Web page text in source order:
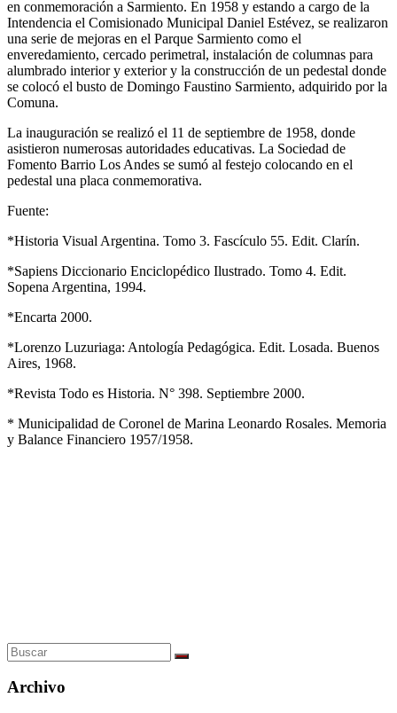
en conmemoración a Sarmiento. En 1958 y estando a cargo de la
Intendencia el Comisionado Municipal Daniel Estévez, se realizaron
una serie de mejoras en el Parque Sarmiento como el
enveredamiento, cercado perimetral, instalación de columnas para
alumbrado interior y exterior y la construcción de un pedestal donde
se colocó el busto de Domingo Faustino Sarmiento, adquirido por la
Comuna.
La inauguración se realizó el 11 de septiembre de 1958, donde
asistieron numerosas autoridades educativas. La Sociedad de
Fomento Barrio Los Andes se sumó al festejo colocando en el
pedestal una placa conmemorativa.
Fuente:
*Historia Visual Argentina. Tomo 3. Fascículo 55. Edit. Clarín.
*Sapiens Diccionario Enciclopédico Ilustrado. Tomo 4. Edit.
Sopena Argentina, 1994.
*Encarta 2000.
*Lorenzo Luzuriaga: Antología Pedagógica. Edit. Losada. Buenos
Aires, 1968.
*Revista Todo es Historia. N° 398. Septiembre 2000.
* Municipalidad de Coronel de Marina Leonardo Rosales. Memoria
y Balance Financiero 1957/1958.
Archivo